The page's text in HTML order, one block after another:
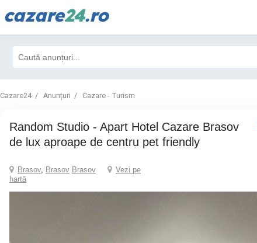
cazare24.ro
Cazare24 Anunțuri Cazare - Turism
Random Studio - Apart Hotel Cazare Brasov
de lux aproape de centru pet friendly
Brasov, Brasov Brasov
Vezi pe
hartă